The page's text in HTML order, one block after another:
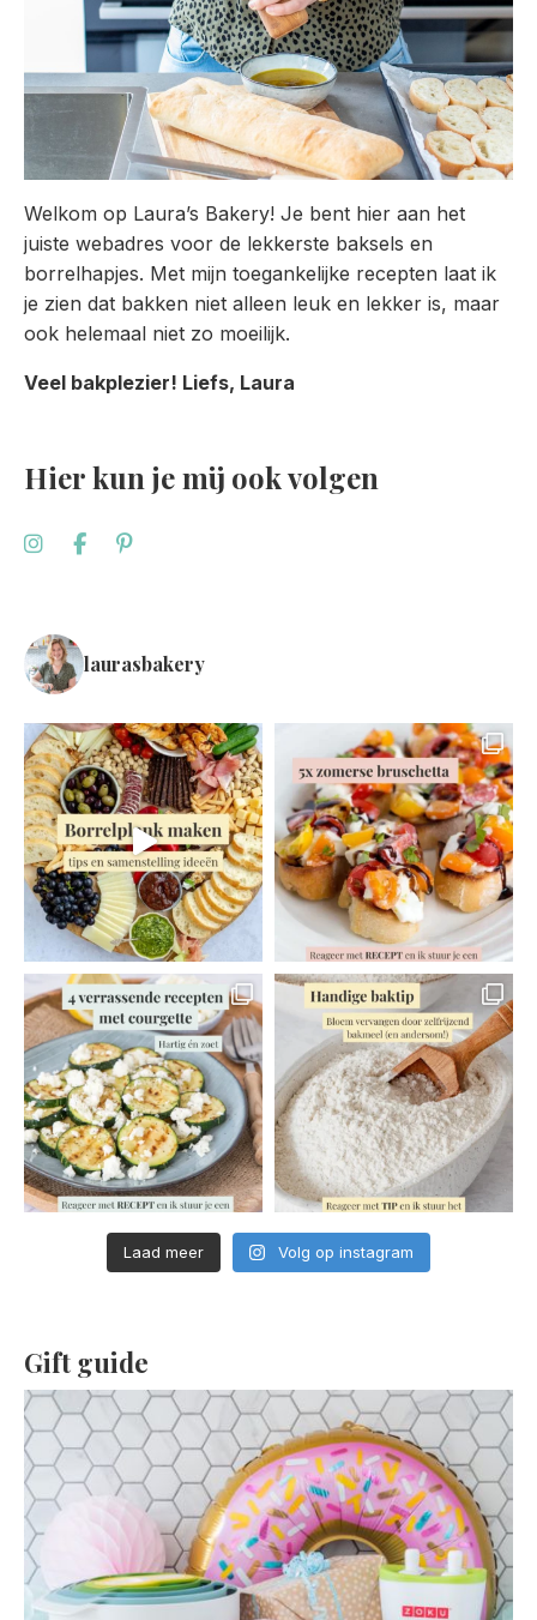
Welkom op Laura’s Bakery! Je bent hier aan het
juiste webadres voor de lekkerste baksels en
borrelhapjes. Met mijn toegankelijke recepten laat ik
je zien dat bakken niet alleen leuk en lekker is, maar
ook helemaal niet zo moeilijk.
Veel bakplezier! Liefs, Laura
Hier kun je mij ook volgen
laurasbakery
Laad meer Volg op instagram
Gift guide